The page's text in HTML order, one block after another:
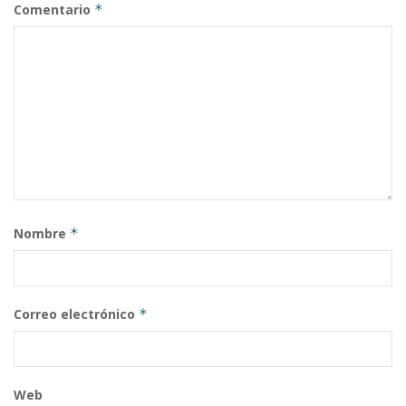
Comentario *
Nombre *
Correo electrónico *
Web